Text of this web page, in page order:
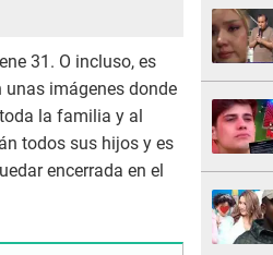
31. O incluso, es
unas imágenes donde
la familia y al
todos sus hijos y es
encerrada en el